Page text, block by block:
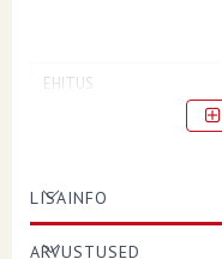
EHITUS
KOORMUS/KIIRUSE INDEKS
ASEND
VELJE DIAMEETER
LISAINFO
ARVUSTUSED